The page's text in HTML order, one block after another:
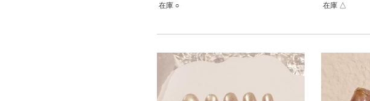
在庫 ○
在庫 △